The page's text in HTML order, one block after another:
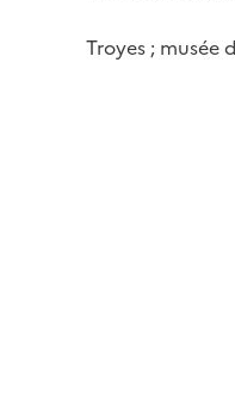
Troyes ; musée